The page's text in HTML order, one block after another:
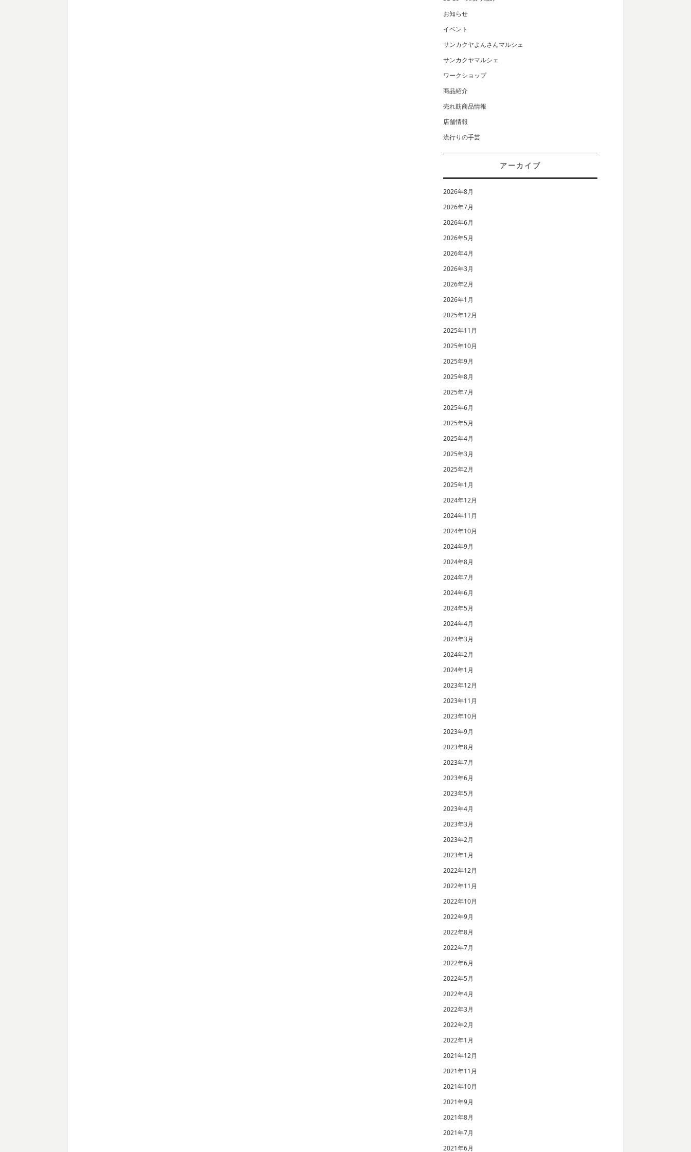
お知らせ
イベント
サンカクヤよんさんマルシェ
サンカクヤマルシェ
ワークショップ
商品紹介
売れ筋商品情報
店舗情報
流行りの手芸
アーカイブ
2026年8月
2026年7月
2026年6月
2026年5月
2026年4月
2026年3月
2026年2月
2026年1月
2025年12月
2025年11月
2025年10月
2025年9月
2025年8月
2025年7月
2025年6月
2025年5月
2025年4月
2025年3月
2025年2月
2025年1月
2024年12月
2024年11月
2024年10月
2024年9月
2024年8月
2024年7月
2024年6月
2024年5月
2024年4月
2024年3月
2024年2月
2024年1月
2023年12月
2023年11月
2023年10月
2023年9月
2023年8月
2023年7月
2023年6月
2023年5月
2023年4月
2023年3月
2023年2月
2023年1月
2022年12月
2022年11月
2022年10月
2022年9月
2022年8月
2022年7月
2022年6月
2022年5月
2022年4月
2022年3月
2022年2月
2022年1月
2021年12月
2021年11月
2021年10月
2021年9月
2021年8月
2021年7月
2021年6月